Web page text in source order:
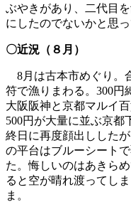
ぶやきがあり、二代目
にしたのでないかと思っ
〇近況（８月）
8月は古本市めぐり。
符で漁りまわる。300円
大阪阪神と京都マルイ
500円が大量に並ぶ京都
終日に再度顔出しした
の平台はブルーシート
た。悔しいのはあきら
ると空が晴れ渡ってし
ま。